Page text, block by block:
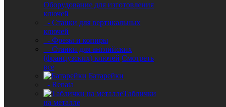
Оборудование для изготовления
ключей
- Станки для вертикальных
ключей
- Фрезы и копиры
- Станки для английских
(французских) ключей Смотреть
все
Батарейки
- Renata
Таблички
на металле